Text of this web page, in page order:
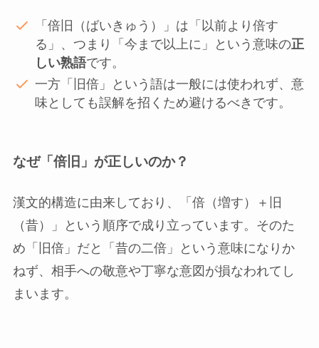
「倍旧（ばいきゅう）」は「以前より倍す
る」、つまり「今まで以上に」という意味の正
しい熟語です。
一方「旧倍」という語は一般には使われず、意
味としても誤解を招くため避けるべきです。
なぜ「倍旧」が正しいのか？
漢文的構造に由来しており、「倍（増す）＋旧
（昔）」という順序で成り立っています。そのた
め「旧倍」だと「昔の二倍」という意味になりか
ねず、相手への敬意や丁寧な意図が損なわれてし
まいます。